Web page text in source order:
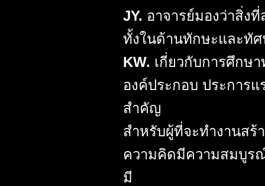
JY. อาจารย์มองว่าสิ่ง
ทั้งในด้านทักษะและทั
KW. เกี่ยวกับการศึกษ
องค์ประกอบ ประการ
สำคัญ
สำหรับผู้ที่จะทำงานสร้
ความคิดมีความสมบูร
มี